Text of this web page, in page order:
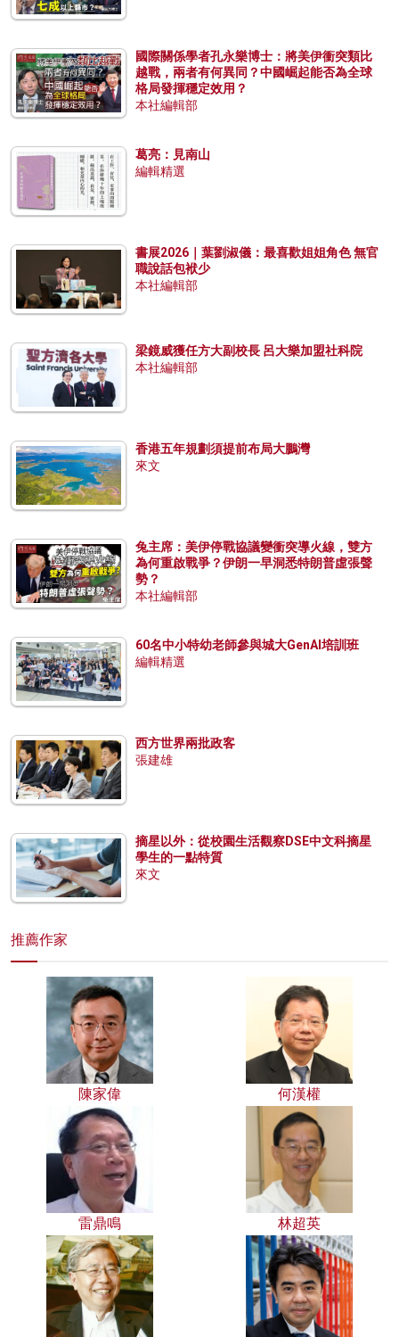
國際關係學者孔永樂博士：將美伊衝突類比
越戰，兩者有何異同？中國崛起能否為全球
格局發揮穩定效用？
本社編輯部
葛亮：見南山
編輯精選
書展2026｜葉劉淑儀：最喜歡姐姐角色 無官
職說話包袱少
本社編輯部
梁鏡威獲任方大副校長 呂大樂加盟社科院
本社編輯部
香港五年規劃須提前布局大鵬灣
來文
兔主席：美伊停戰協議變衝突導火線，雙方
為何重啟戰爭？伊朗一早洞悉特朗普虛張聲
勢？
本社編輯部
60名中小特幼老師參與城大GenAI培訓班
編輯精選
西方世界兩批政客
張建雄
摘星以外：從校園生活觀察DSE中文科摘星
學生的一點特質
來文
推薦作家
陳家偉 何漢權
雷鼎鳴 林超英